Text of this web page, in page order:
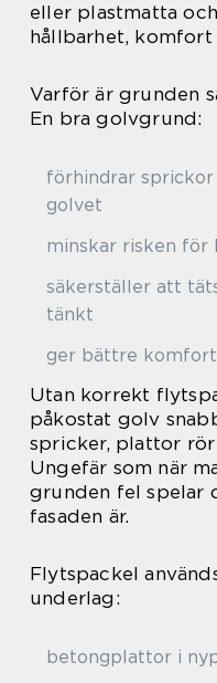
eller plastmatta
hållbarhet,
Varför är grunden
En bra golvgrund:
förhindrar
golvet
minskar risken för
säkerställer att
tänkt
ger bättre
Utan korrekt
påkostat golv
spricker, plattor
Ungefär som när
grunden fel spelar
fasaden är.
Flytspackel
underlag:
betongplattor i